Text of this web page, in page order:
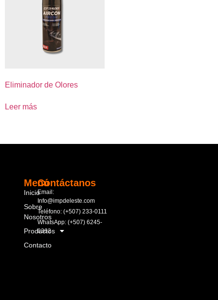
Eliminador de Olores
Leer más
Menú
Inicio
Sobre
Nosotros
Productos
Contacto
Contáctanos
Email:
Info@impdeleste.com
Teléfono: (+507) 233-0111
WhatsApp: (+507) 6245-
0362